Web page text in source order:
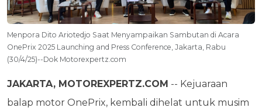
Menpora Dito Ariotedjo Saat Menyampaikan Sambutan di Acara
OnePrix 2025 Launching and Press Conference, Jakarta, Rabu
(30/4/25)--Dok Motorexpertz.com
JAKARTA, MOTOREXPERTZ.COM -- Kejuaraan
balap motor OnePrix, kembali dihelat untuk musim